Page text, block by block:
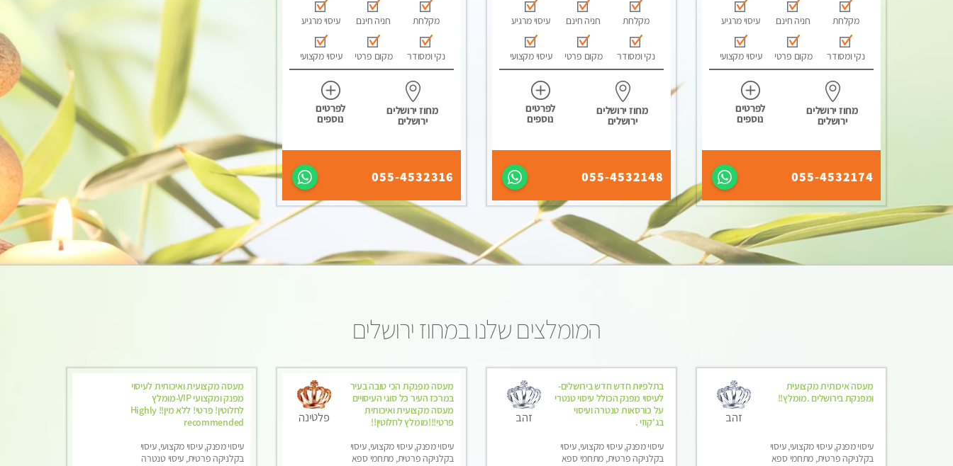
מקלחת חניה חינם עיסוי מרגיע
נקי ומסודר מקום פרטי עיסוי מקצועי
מחוז ירושלים
ירושלים
לפרטים
נוספים
055-4532174
מקלחת חניה חינם עיסוי מרגיע
נקי ומסודר מקום פרטי עיסוי מקצועי
מחוז ירושלים
ירושלים
לפרטים
נוספים
055-4532148
מקלחת חניה חינם עיסוי מרגיע
נקי ומסודר מקום פרטי עיסוי מקצועי
מחוז ירושלים
ירושלים
לפרטים
נוספים
055-4532316
המומלצים שלנו במחוז ירושלים
מעסה איכותית מקצועית
ומפנקת בירושלים .מומלץ!!
עיסוי מפנק, עיסוי מקצועי, עיסוי
בקלניקה פרטית, מתחמי ספא
זהב
בתלפיות חדש חדש בירושלים-
לעיסוי מפנק הכולל עיסוי טנטרי
על כורסאות טנטרה ועיסוי
בג'קוזי .
עיסוי מפנק, עיסוי מקצועי, עיסוי
בקלניקה פרטית, מתחמי ספא
זהב
מעסה מפנקת הכי טובה בעיר
במרכז העיר כל סוגי העיסויים
מעסה מקצועית ואיכותית
פרטי!!!מומלץ לחלוטין!!
עיסוי מפנק, עיסוי מקצועי, עיסוי
בקלניקה פרטית, מתחמי ספא
פלטינה
מעסה מקצועית ואיכותית לעיסוי
מפנק ומקצועי VIP-מומלץ
לחלוטין! פרטי! ​​​​​​ללא מין!! Highly
recommended
עיסוי מפנק, עיסוי מקצועי, עיסוי
בקלניקה פרטית, עיסוי טנטרה